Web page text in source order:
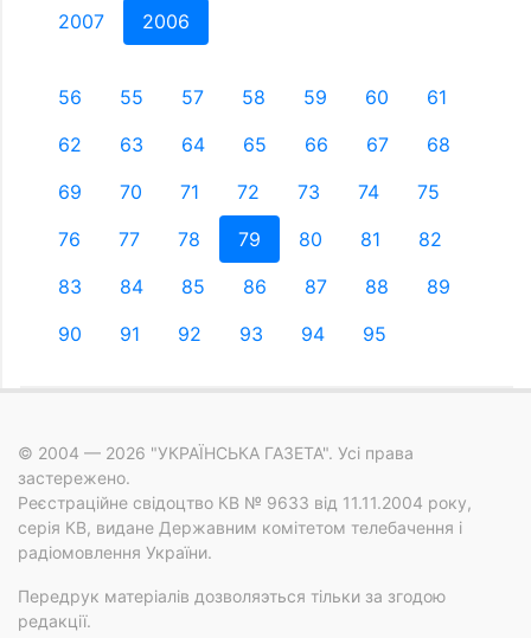
2007 2006
56 55 57 58 59 60
61
62
63 64 65 66 67
68
69
70 71 72 73 74
75
76
77 78 79 80 81
82
83
84 85 86 87 88
89
90
91 92 93 94 95
© 2004 — 2026 "УКРАЇНСЬКА ГАЗЕТА". Усі права
застережено.
Реєстраційне свідоцтво КВ № 9633 від 11.11.2004 року,
серія КВ, видане Державним комітетом телебачення і
радіомовлення України.
Передрук матеріалів дозволяэться тільки за згодою
редакції.